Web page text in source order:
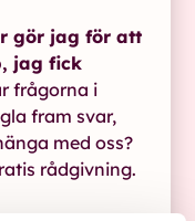
gör jag för att
jag fick
frågorna i
fram svar,
med oss?
rådgivning.